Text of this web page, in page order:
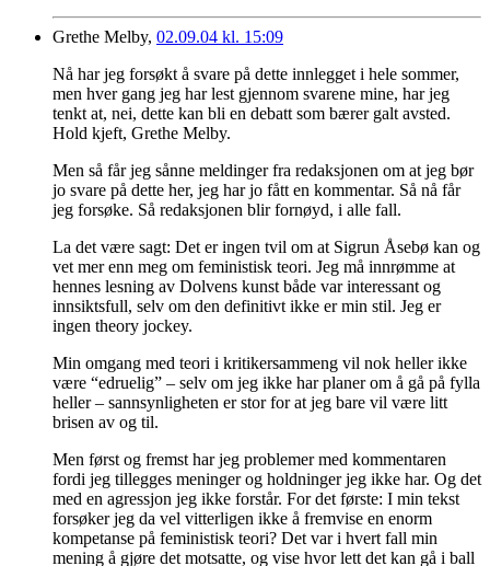
Grethe Melby, 02.09.04 kl. 15:09
Nå har jeg forsøkt å svare på dette innlegget i hele sommer,
men hver gang jeg har lest gjennom svarene mine, har jeg
tenkt at, nei, dette kan bli en debatt som bærer galt avsted.
Hold kjeft, Grethe Melby.
Men så får jeg sånne meldinger fra redaksjonen om at jeg bør
jo svare på dette her, jeg har jo fått en kommentar. Så nå får
jeg forsøke. Så redaksjonen blir fornøyd, i alle fall.
La det være sagt: Det er ingen tvil om at Sigrun Åsebø kan og
vet mer enn meg om feministisk teori. Jeg må innrømme at
hennes lesning av Dolvens kunst både var interessant og
innsiktsfull, selv om den definitivt ikke er min stil. Jeg er
ingen theory jockey.
Min omgang med teori i kritikersammeng vil nok heller ikke
være “edruelig” – selv om jeg ikke har planer om å gå på fylla
heller – sannsynligheten er stor for at jeg bare vil være litt
brisen av og til.
Men først og fremst har jeg problemer med kommentaren
fordi jeg tillegges meninger og holdninger jeg ikke har. Og det
med en agressjon jeg ikke forstår. For det første: I min tekst
forsøker jeg da vel vitterligen ikke å fremvise en enorm
kompetanse på feministisk teori? Det var i hvert fall min
mening å gjøre det motsatte, og vise hvor lett det kan gå i ball